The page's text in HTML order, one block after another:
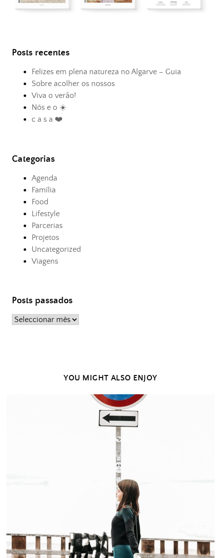
Posts recentes
Felizes em plena natureza no Algarve – Guia
Sobre acolher os nossos
Viva o verão!
Nós e o ☀️
c a s a ❤️
Categorias
Agenda
Família
Food
Lifestyle
Parcerias
Projetos
Uncategorized
Viagens
Posts passados
Posts
YOU MIGHT ALSO ENJOY